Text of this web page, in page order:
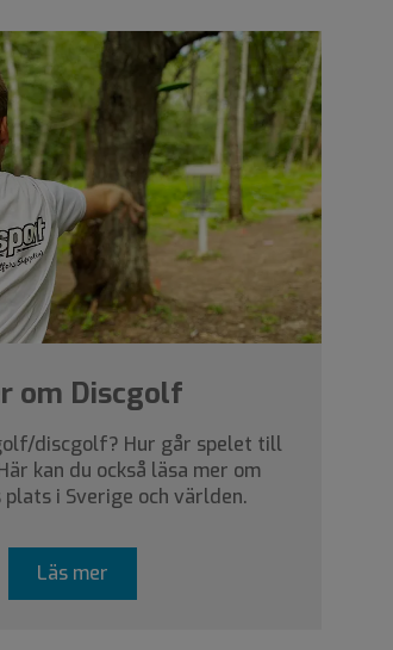
om Discgolf
discgolf? Hur går spelet till
kan du också läsa mer om
i Sverige och världen.
Läs mer